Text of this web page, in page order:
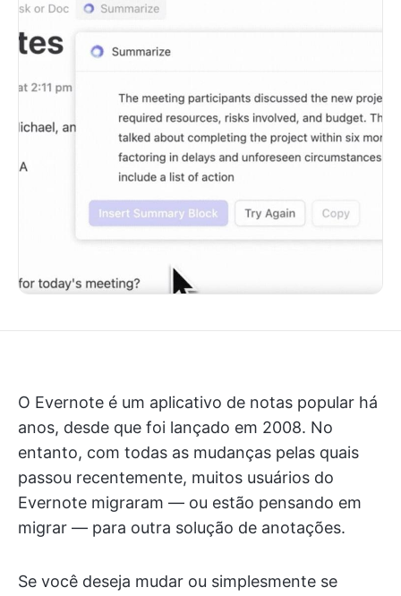
O Evernote é um aplicativo de notas popular há
anos, desde que foi lançado em 2008. No
entanto, com todas as mudanças pelas quais
passou recentemente, muitos usuários do
Evernote migraram — ou estão pensando em
migrar — para outra solução de anotações.
Se você deseja mudar ou simplesmente se